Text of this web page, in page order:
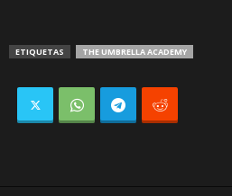
ETIQUETAS THE UMBRELLA ACADEMY